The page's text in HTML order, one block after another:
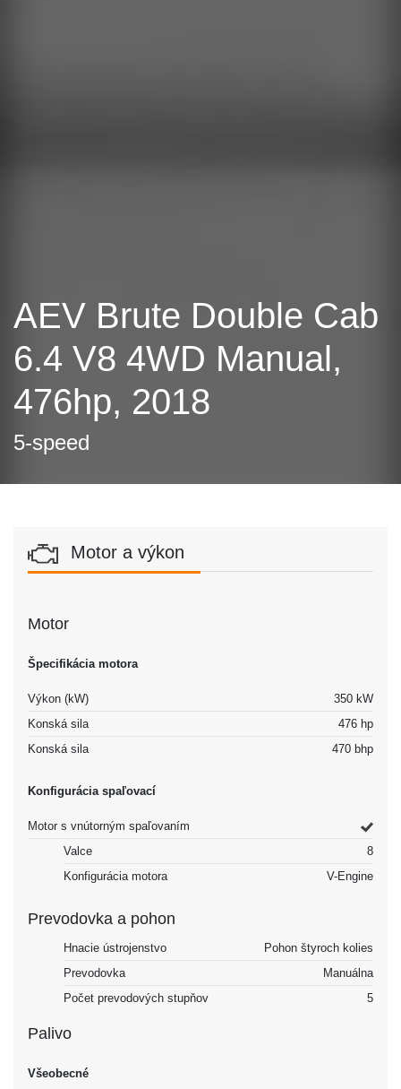
AEV Brute Double Cab
6.4 V8 4WD Manual,
476hp, 2018
5-speed
Motor a výkon
Motor
Špecifikácia motora
Výkon (kW)
350 kW
Konská sila
476 hp
Konská sila
470 bhp
Konfigurácia spaľovací
Motor s vnútorným spaľovaním
Valce
8
Konfigurácia motora
V-Engine
Prevodovka a pohon
Hnacie ústrojenstvo
Pohon štyroch kolies
Prevodovka
Manuálna
Počet prevodových stupňov
5
Palivo
Všeobecné